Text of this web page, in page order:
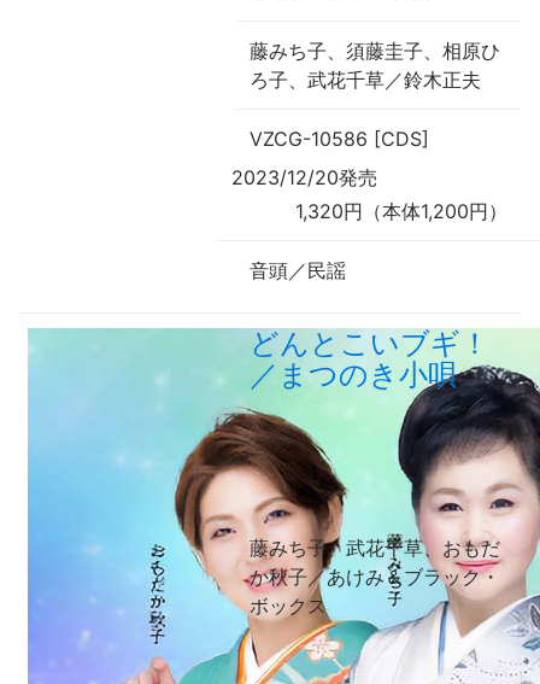
藤みち子、須藤圭子、相原ひ
ろ子、武花千草／鈴木正夫
VZCG-10586 [CDS]
2023/12/20発売
1,320円（本体1,200円）
音頭／民謡
どんとこいブギ！
／まつのき小唄
藤みち子、武花千草、おもだ
か秋子／あけみ＆ブラック・
ボックス